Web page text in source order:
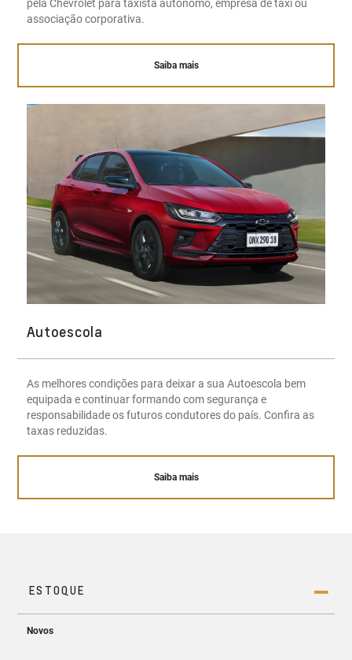
pela Chevrolet para taxista autônomo, empresa de táxi ou
associação corporativa.
Saiba mais
Autoescola
As melhores condições para deixar a sua Autoescola bem
equipada e continuar formando com segurança e
responsabilidade os futuros condutores do país. Confira as
taxas reduzidas.
Saiba mais